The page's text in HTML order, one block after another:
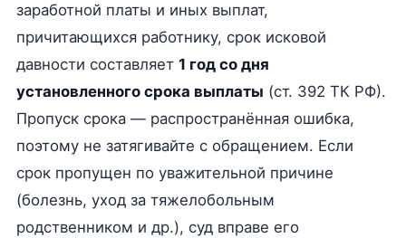
заработной платы и иных выплат,
причитающихся работнику, срок исковой
давности составляет 1 год со дня
установленного срока выплаты (ст. 392 ТК РФ).
Пропуск срока — распространённая ошибка,
поэтому не затягивайте с обращением. Если
срок пропущен по уважительной причине
(болезнь, уход за тяжелобольным
родственником и др.), суд вправе его